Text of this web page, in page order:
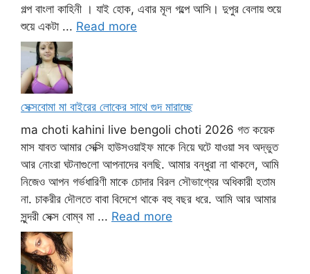
গল্প বাংলা কাহিনী । যাই হোক, এবার মূল গল্পে আসি। দুপুর বেলায় শুয়ে
শুয়ে একটা ... Read more
সেক্সবোমা মা বাইরের লোকের সাথে গুদ মারাচ্ছে
ma choti kahini live bengoli choti 2026 গত কয়েক
মাস যাবত আমার সেক্সি হাউসওয়াইফ মাকে নিয়ে ঘটে যাওয়া সব অদ্ভুত
আর নোংরা ঘটনাগুলো আপনাদের বলছি. আমার বন্ধুরা না থাকলে, আমি
নিজেও আপন গর্ভধারিণী মাকে চোদার বিরল সৌভাগ্যের অধিকারী হতাম
না. চাকরীর দৌলতে বাবা বিদেশে থাকে বহু বছর ধরে. আমি আর আমার
সুন্দরী সেক্স বোম্ব মা ... Read more